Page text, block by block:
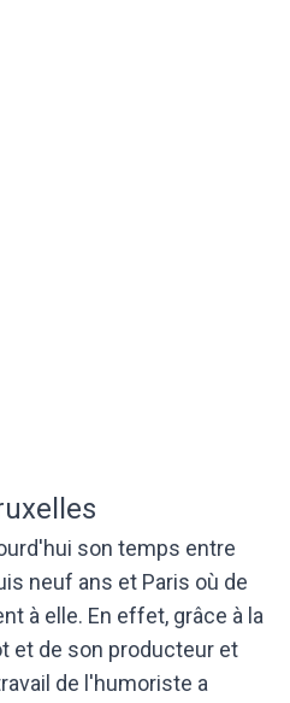
son temps entre
neuf ans et Paris où de
à elle. En effet, grâce à la
et de son producteur et
de l'humoriste a